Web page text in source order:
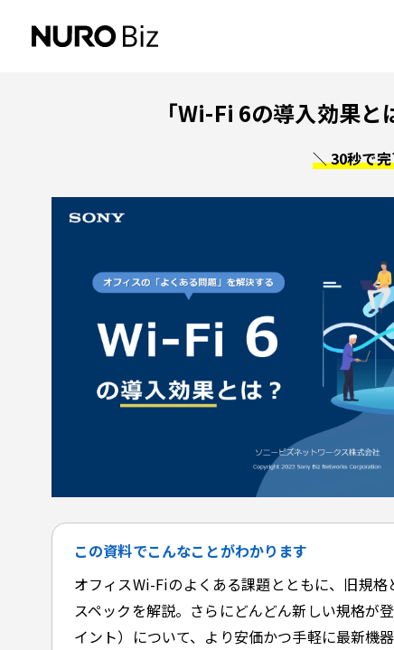
「Wi-Fi 6の導入効果
＼ 30秒で
この資料でこんなことがわかります
オフィスWi-Fiのよくある課題とともに、旧規
スペックを解説。さらにどんどん新しい規格が
イント）について、より安価かつ手軽に最新機